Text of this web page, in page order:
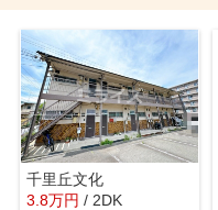
千里丘文化
3.8万円 / 2DK